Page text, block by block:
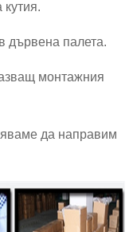
дървена палета.
монтажния
да направим